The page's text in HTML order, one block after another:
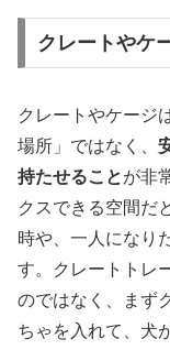
クレートやケ
クレートやケージ
場所」ではなく、
持たせることが非
クスできる空間だ
時や、一人になり
す。クレートトレ
のではなく、まず
ちゃを入れて、犬